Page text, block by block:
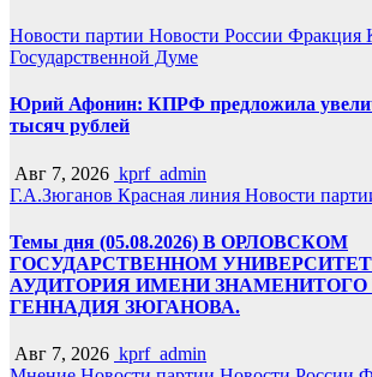
Новости партии Новости России Фракция
Государственной Думе
Юрий Афонин: КПРФ предложила
тысяч рублей
Авг 7, 2026 kprf_admin
Г.А.Зюганов Красная линия Новости
Темы дня (05.08.2026) В ОРЛОВСКОМ
ГОСУДАРСТВЕННОМ
АУДИТОРИЯ ИМЕНИ
ГЕННАДИЯ ЗЮГАНОВА.
Авг 7, 2026 kprf_admin